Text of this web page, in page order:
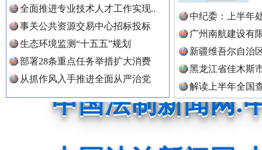
全面推进专业技术人才工作实现..
事关公共资源交易中心招标投标
生态环境监测“十五五”规划
部署28条重点任务举措扩大消费
从抓作风入手推进全面从严治党
中纪委：上半年
广州南航建设有
新疆维吾尔自治
黑龙江省佳木斯
解读上半年全国
数据
中国公共新闻网.
中国法制新闻网.
中国法治新闻网.